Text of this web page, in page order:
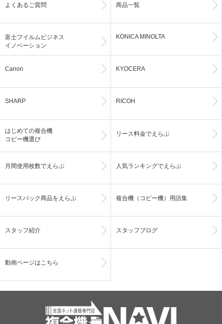
よくあるご質問 商品一覧
富士フイルムビジネス
イノベーション
KONICA MINOLTA
Canon KYOCERA
SHARP RICOH
はじめての複合機
コピー機選び
リース料金でえらぶ
月間使用枚数でえらぶ 人気ランキングでえらぶ
リースパック商品をえらぶ 複合機（コピー機）用語集
スタッフ紹介 スタッフブログ
動画ページはこちら